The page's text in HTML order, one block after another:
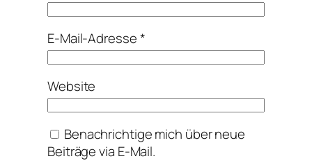
E-Mail-Adresse*
Website
Benachrichtige mich über neue
Beiträge via E-Mail.